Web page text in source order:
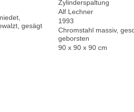
gesägt
Zylinderspaltung
Alf Lechner
1993
Chromstahl massiv,
geborsten
90 x 90 x 90 cm